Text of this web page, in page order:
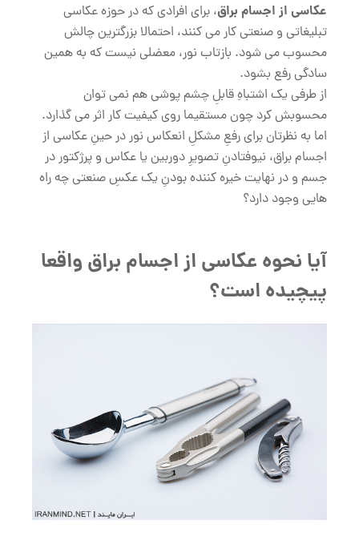
عکاسی از اجسام براق، برای افرادی که در حوزه عکاسی
تبلیغاتی و صنعتی کار می کنند، احتمالا بزرگترین چالش
محسوب می شود. بازتاب نور، معضلی نیست که به همین
سادگی رفع بشود.
از طرفی یک اشتباهِ قابلِ چشم پوشی هم نمی توان
محسوبش کرد چون مستقیما روی کیفیت کار اثر می گذارد.
اما به نظرتان برای رفعِ مشکلِ انعکاس نور در حینِ عکاسی از
اجسام براق، نیوفتادنِ تصویرِ دوربین یا عکاس و پرژکتور در
جسم و در نهایت خیره کننده بودنِ یک عکسِ صنعتی چه راه
هایی وجود دارد؟
آیا نحوه عکاسی از اجسام براق واقعا
پیچیده است؟